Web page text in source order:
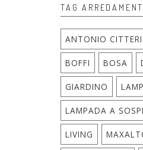
TAG
ANTONIO
BOFFI BOSA
GIARDINO
LAMPADA A
LIVING